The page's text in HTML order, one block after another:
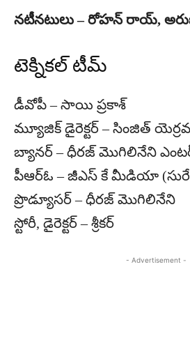
నటీనటులు – రోహన్ రాయ్,
టెక్నికల్ టీమ్
డీవోపీ – సాయి ప్రకాశ్
మ్యూజిక్ డైరెక్టర్ – సింజిత్
బ్యానర్ – ధీరజ్ మొగిలినేని
పీఆర్ఓ – జీఎస్ కే మీడియా
ప్రొడ్యూసర్ – ధీరజ్ మొగిలినేని
స్టోరీ, డైరెక్టర్ – శ్రీకర్
- Advertisement -